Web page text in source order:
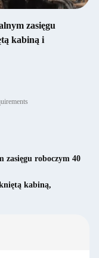
zasięgu
kabiną i
zasięgu roboczym 40
kabiną,